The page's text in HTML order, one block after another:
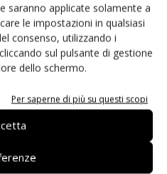
saranno applicate solamente a
le impostazioni in qualsiasi
consenso, utilizzando i
sul pulsante di gestione
dello schermo.
Per saperne di più su questi scopi
“Dobbiamo creare stupore nel